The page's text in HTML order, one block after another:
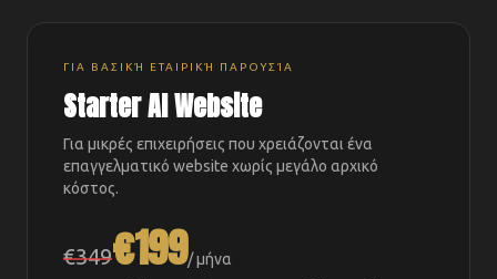
ΓΙΑ ΒΑΣΙΚΉ ΕΤΑΙΡΙΚΉ ΠΑΡΟΥΣΊΑ
Starter AI Website
Για μικρές επιχειρήσεις που χρειάζονται ένα
επαγγελματικό website χωρίς μεγάλο αρχικό
κόστος.
€349€199/ μήνα